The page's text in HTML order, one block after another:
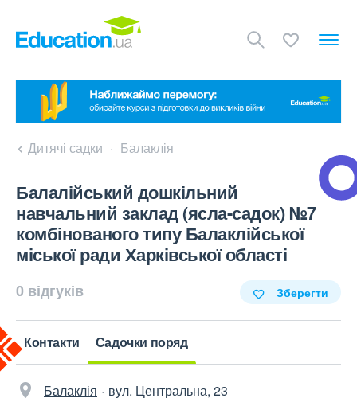
Дитячі садки Балаклія
Балалійський дошкільний
навчальний заклад (ясла-садок) №7
комбінованого типу Балаклійської
міської ради Харківської області
0 відгуків Зберегти
Контакти Садочки поряд
Балаклія
вул. Центральна, 23